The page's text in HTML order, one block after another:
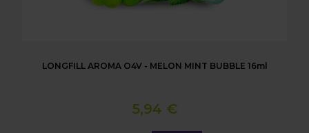
LONGFILL AROMA O4V - MELON MINT BUBBLE 16ml
5,94 €